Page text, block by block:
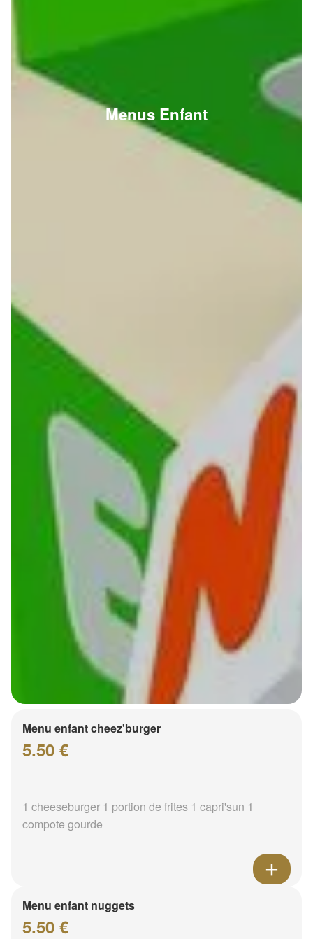
Menus Enfant
Menu enfant cheez'burger
5.50 €
1 cheeseburger 1 portion de frites 1 capri'sun 1
compote gourde
Menu enfant nuggets
5.50 €